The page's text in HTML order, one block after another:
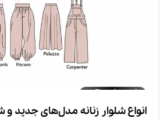
انواع شلوار زنانه مدل‌های جدید